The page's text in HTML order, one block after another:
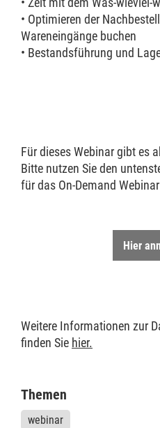
• Optimieren der
Wareneingänge buchen
• Bestandsführung und
Für dieses Webinar gibt es
Bitte nutzen Sie den
für das On-Demand
Hier
Weitere Informationen zur
finden Sie hier.
Themen
webinar